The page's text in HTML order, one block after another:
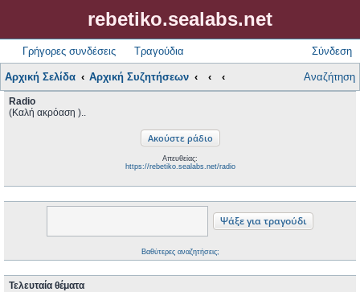
rebetiko.sealabs.net
Γρήγορες συνδέσεις Τραγούδια Σύνδεση
Αρχική Σελίδα Αρχική Συζητήσεων Αναζήτηση
Radio
(Καλή ακρόαση )..
Απευθείας:
https://rebetiko.sealabs.net/radio
Βαθύτερες αναζητήσεις;
Τελευταία θέματα